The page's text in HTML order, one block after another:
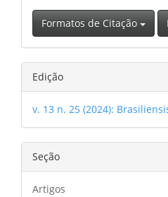
Formatos de Citação
Edição
v. 13 n. 25 (2024):
Seção
Artigos